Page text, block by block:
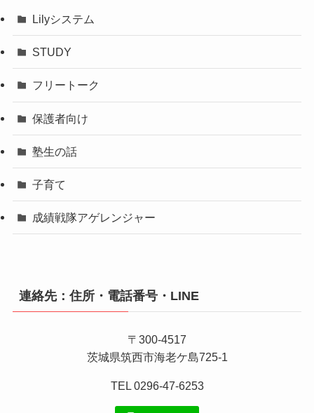
Lilyシステム
STUDY
フリートーク
保護者向け
塾生の話
子育て
成績戦隊アゲレンジャー
連絡先：住所・電話番号・LINE
〒300-4517
茨城県筑西市海老ケ島725-1
TEL 0296-47-6253